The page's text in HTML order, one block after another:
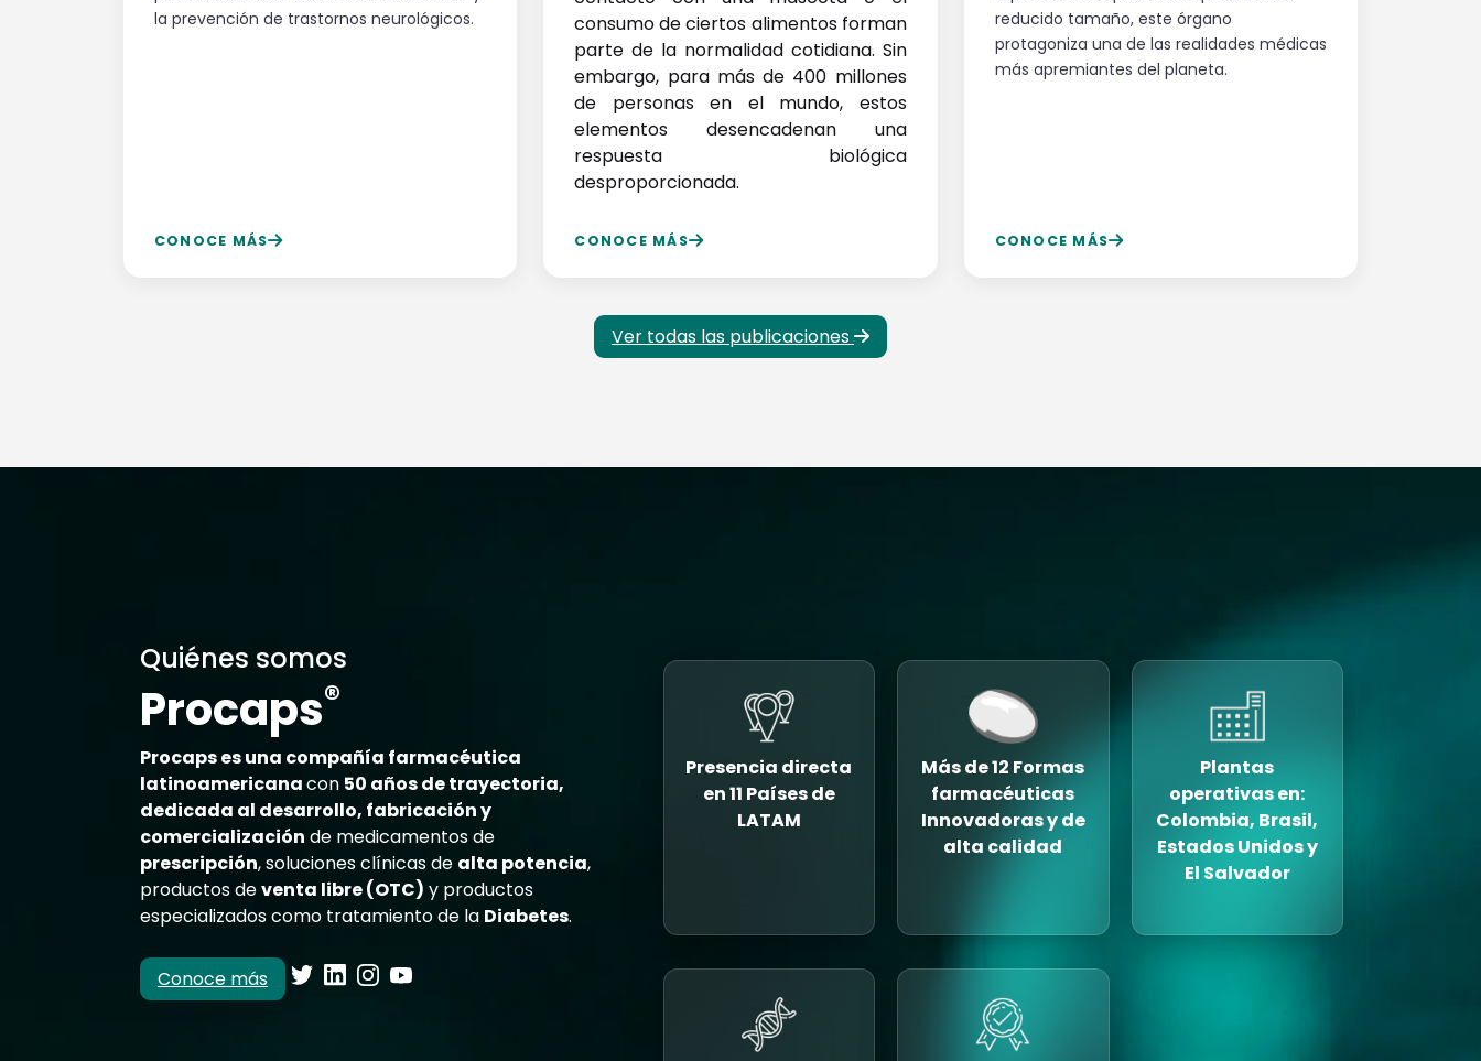
la prevención de trastornos neurológicos.
CONOCE MÁS
consumo de ciertos alimentos forman
parte de la normalidad cotidiana. Sin
embargo, para más de 400 millones
de personas en el mundo, estos
elementos desencadenan una
respuesta biológica
desproporcionada.
CONOCE MÁS
reducido tamaño, este órgano
protagoniza una de las realidades médicas
más apremiantes del planeta.
CONOCE MÁS
Ver todas las publicaciones
Quiénes somos
Procaps®
Procaps es una compañía farmacéutica
latinoamericanacon 50 años de trayectoria,
dedicada al desarrollo, fabricación y
comercialización de medicamentos de
prescripción, soluciones clínicas de alta potencia,
productos deventa libre (OTC) y productos
especializados como tratamiento de la Diabetes.
Conoce más
Presencia directa
en 11 Países de
LATAM
Más de 12 Formas
farmacéuticas
Innovadoras y de
alta calidad
Plantas
operativas en:
Colombia, Brasil,
Estados Unidos y
El Salvador